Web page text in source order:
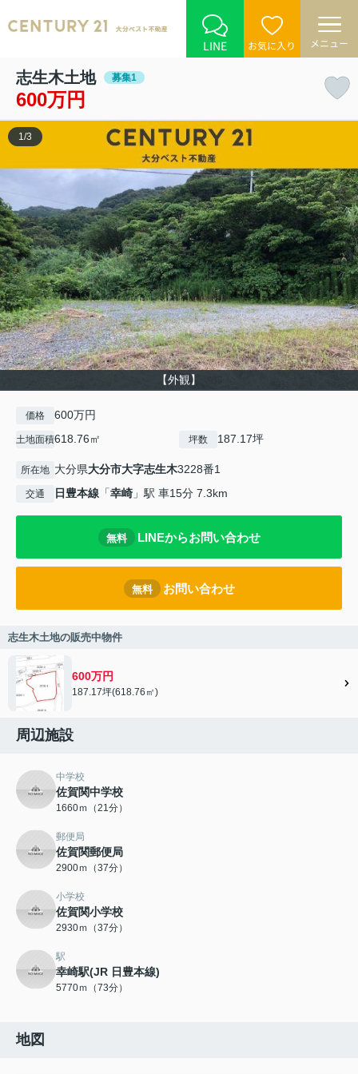
LINE お気に入り メニュー
志生木土地 募集1
600万円
【外観】
1 /3
価格 600万円
土地面積618.76㎡ 坪数 187.17坪
所在地 大分県大分市大字志生木3228番1
交通 日豊本線 「幸崎 」駅 車15分 7.3km
無料 LINEからお問い合わせ
無料 お問い合わせ
志生木土地の販売中物件
600万円
187.17坪(618.76㎡)
周辺施設
中学校
佐賀関中学校
1660ｍ（21分）
郵便局
佐賀関郵便局
2900ｍ（37分）
小学校
佐賀関小学校
2930ｍ（37分）
駅
幸崎駅(JR 日豊本線)
5770ｍ（73分）
地図